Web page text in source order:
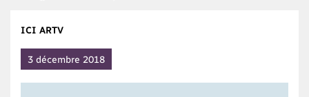
ICI ARTV
3 décembre 2018